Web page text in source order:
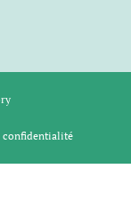
confidentialité